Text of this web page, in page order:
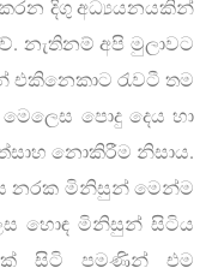
දිගු අධ්‍යයනයකින්
නැතිනම් අපි මුලාවට
රැවටී තම
පොදු දෙය හා
නොකිරීම නිසාය.
නරක මිනිසුන් මෙන්ම
හොඳ මිනිසුන් සිටිය
සිටි පමණින් එම